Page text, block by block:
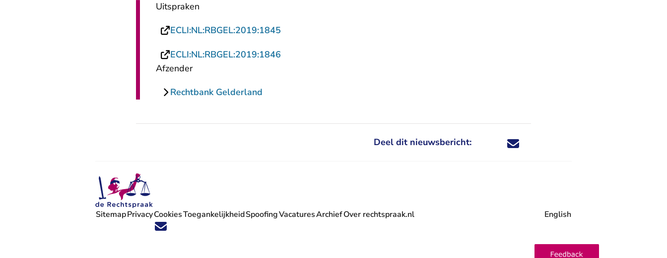
Uitspraken
ECLI:NL:RBGEL:2019:1845
ECLI:NL:RBGEL:2019:1846
Afzender
Rechtbank Gelderland
Deel dit nieuwsbericht: Deel dit nieuwsbericht via X - U verlaat
Deel dit nieuwsbericht via Facebook - U
Deel dit nieuwsbericht via e-mail
Deel dit nieuwsbericht via LinkedIn - U
Volg ons op X (Twitter) - U verlaat Rechtspraak.nl
Volg ons op Facebook - U verlaat Rechtspraak.nl
Volg ons op Instagram - U verlaat Rechtspraak.nl
Volg ons op Youtube - U verlaat Rechtspraak.nl
Volg ons op LinkedIn - U verlaat Rechtspraak.nl
'Blijf op de hoogte' nieuwsbrief - U verlaat Rechtspraak.nl
SitemapPrivacyCookiesToegankelijkheidSpoofingVacatures
- U verlaat Rechtspraak.nl
ArchiefOver rechtspraak.nl English